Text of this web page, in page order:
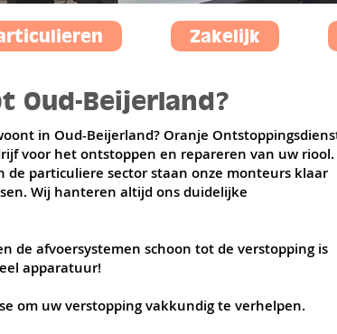
in Oud-Beijerland? Oranje
voor het ontstoppen en repareren van uw riool.
de particuliere sector staan onze monteurs klaar
Wij hanteren altijd ons duidelijke
de afvoersystemen schoon tot de verstopping is
apparatuur!
om uw verstopping vakkundig te verhelpen.
Oud-Beijerland?
Zakelijk
Hellevoetsluis Rotterdam